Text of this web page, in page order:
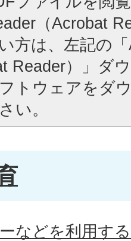
（Acrobat
方は、左記の
Reader）」ダ
トウェアをダ
い。
などを利用す